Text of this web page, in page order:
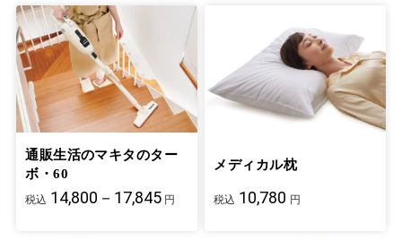
通販生活のマキタのター
ボ・60
税込 14,800－17,845 円
メディカル枕
税込 10,780 円